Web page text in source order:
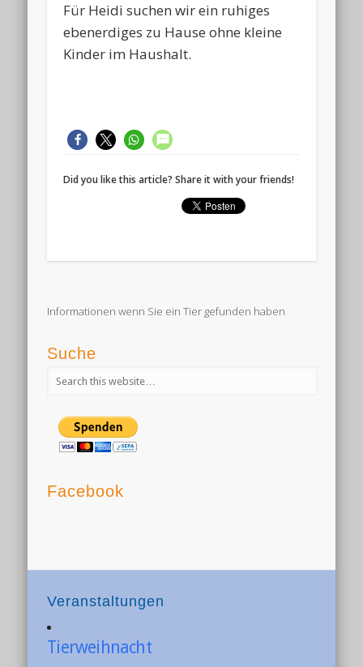
Für Heidi suchen wir ein ruhiges
ebenerdiges zu Hause ohne kleine
Kinder im Haushalt.
Did you like this article? Share it with your friends!
Informationen wenn Sie ein Tier gefunden haben
Suche
Facebook
Veranstaltungen
Tierweihnacht